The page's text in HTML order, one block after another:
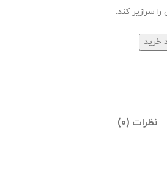
سرازیر کند.
خرید
نظرات (0)